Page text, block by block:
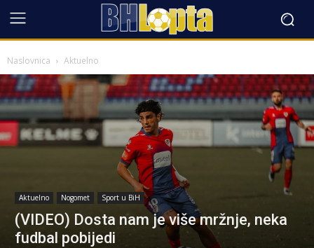
Naslovnica Aktuelno
Aktuelno Nogomet Sport u BiH
(VIDEO) Dosta nam je više mržnje, neka
fudbal pobijedi